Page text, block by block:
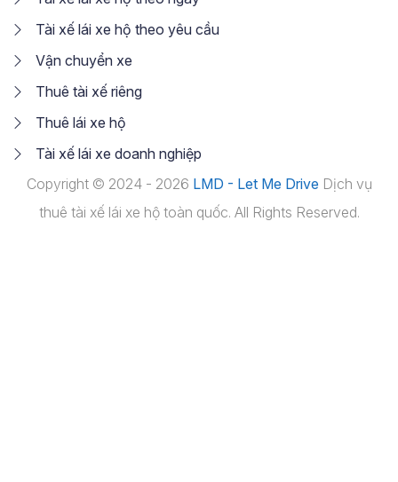
Tài xế lái xe hộ theo yêu cầu
Vận chuyển xe
Thuê tài xế riêng
Thuê lái xe hộ
Tài xế lái xe doanh nghiệp
Copyright © 2024 - 2026 LMD - Let Me Drive Dịch vụ
thuê tài xế lái xe hộ toàn quốc. All Rights Reserved.